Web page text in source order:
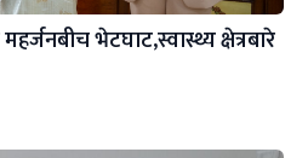
भेटघाट,स्वास्थ्य क्षेत्रबारे